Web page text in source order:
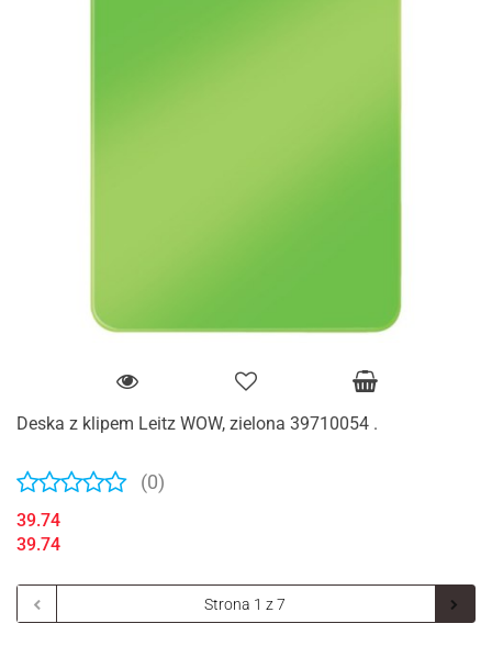
Deska z klipem Leitz WOW, zielona 39710054 .
(0)
39.74
39.74